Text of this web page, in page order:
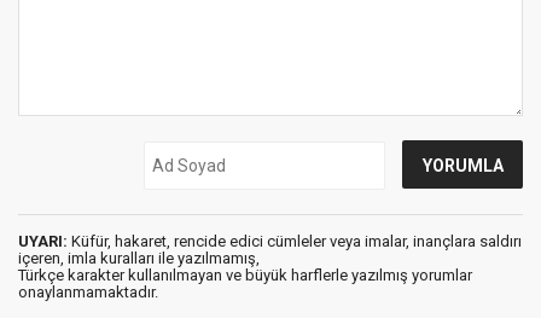
UYARI: Küfür, hakaret, rencide edici cümleler veya imalar, inançlara saldırı
içeren, imla kuralları ile yazılmamış,
Türkçe karakter kullanılmayan ve büyük harflerle yazılmış yorumlar
onaylanmamaktadır.